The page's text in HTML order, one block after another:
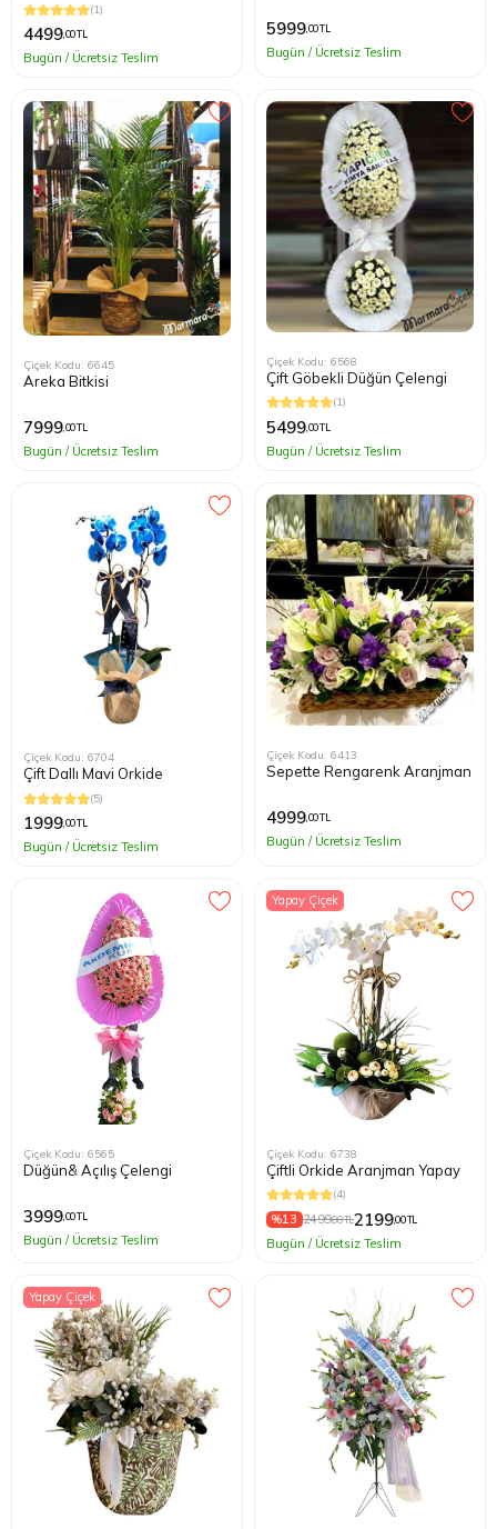
(1)
4499,00 TL
Bugün / Ücretsiz Teslim
5999,00 TL
Bugün / Ücretsiz Teslim
Çiçek Kodu: 6645
Areka Bitkisi
7999,00 TL
Bugün / Ücretsiz Teslim
Çiçek Kodu: 6568
Çift Göbekli Düğün Çelengi
(1)
5499,00 TL
Bugün / Ücretsiz Teslim
Çiçek Kodu: 6704
Çift Dallı Mavi Orkide
(5)
1999,00 TL
Bugün / Ücretsiz Teslim
Çiçek Kodu: 6413
Sepette Rengarenk Aranjman
4999,00 TL
Bugün / Ücretsiz Teslim
Çiçek Kodu: 6565
Düğün& Açılış Çelengi
3999,00 TL
Bugün / Ücretsiz Teslim
Yapay Çiçek
Çiçek Kodu: 6738
Çiftli Orkide Aranjman Yapay
(4)
%13 2499,00 TL2199,00 TL
Bugün / Ücretsiz Teslim
Yapay Çiçek